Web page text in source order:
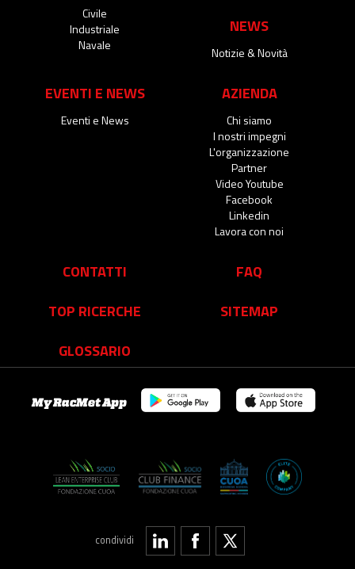
Civile
Industriale
Navale
NEWS
Notizie & Novità
EVENTI E NEWS
Eventi e News
AZIENDA
Chi siamo
I nostri impegni
L'organizzazione
Partner
Video Youtube
Facebook
Linkedin
Lavora con noi
CONTATTI
FAQ
TOP RICERCHE
SITEMAP
GLOSSARIO
condividi
My RacMet App